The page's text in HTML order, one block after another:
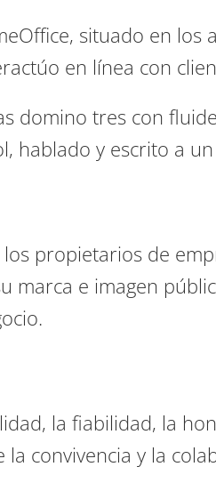
situado en los
en línea con
domino tres con
hablado y escrito a
propietarios de
marca e imagen
la fiabilidad, la
convivencia y la